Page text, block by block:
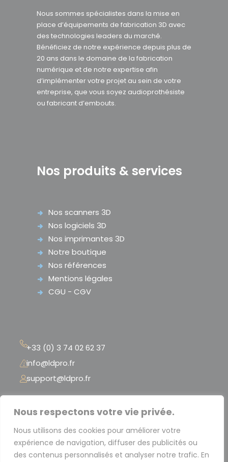
Nous respectons votre vie privée.
Nous utilisons des cookies pour améliorer votre
expérience de navigation, diffuser des publicités ou
des contenus personnalisés et analyser notre trafic. En
Nous sommes spécialistes dans la mise en
place d’équipements de fabrication 3D avec
des technologies leaders du marché.
Bénéficiez de notre expérience depuis plus de
20 ans dans le domaine de la fabrication
numérique et de notre expertise afin
d’implémenter votre projet au sein de votre
entreprise, que vous soyez audioprothésiste
ou fabricant d’embouts.
Nos produits & services
Nos scanners 3D
Nos logiciels 3D
Nos imprimantes 3D
Notre boutique
Nos références
Mentions légales
CGU - CGV
+33 (0) 3 74 02 62 37
info@ldpro.fr
support@ldpro.fr
« La Serre Numérique »
59300 Valenciennes – France